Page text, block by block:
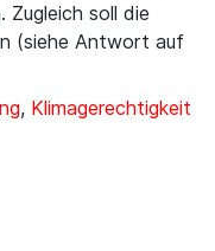
Zugleich soll die
(siehe Antwort auf
, Klimagerechtigkeit